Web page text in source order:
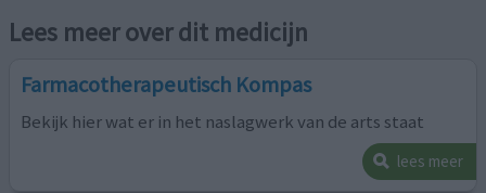
Lees meer over dit medicijn
Farmacotherapeutisch Kompas
Bekijk hier wat er in het naslagwerk van de arts staat
lees meer